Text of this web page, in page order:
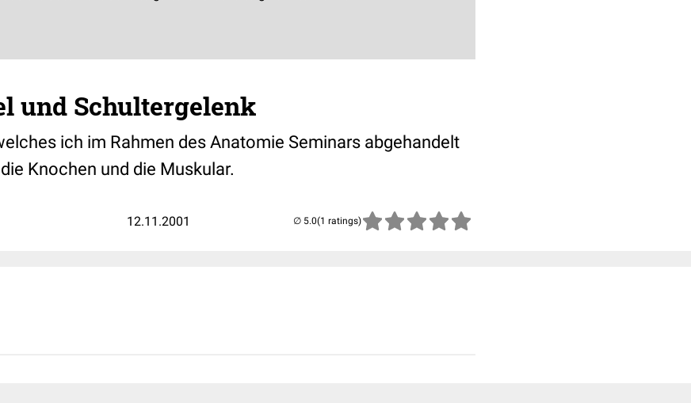
und Schultergelenk
ich im Rahmen des Anatomie Seminars abgehandelt
Knochen und die Muskular.
12.11.2001 (1 ratings)